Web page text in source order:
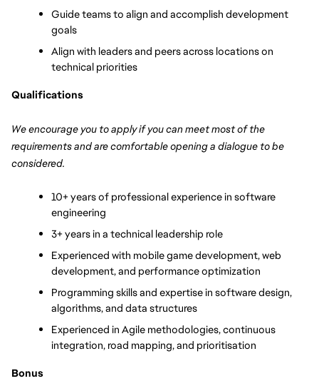
Guide teams to align and accomplish development
goals
Align with leaders and peers across locations on
technical priorities
Qualifications
We encourage you to apply if you can meet most of the
requirements and are comfortable opening a dialogue to be
considered.
10+ years of professional experience in software
engineering
3+ years in a technical leadership role
Experienced with mobile game development, web
development, and performance optimization
Programming skills and expertise in software design,
algorithms, and data structures
Experienced in Agile methodologies, continuous
integration, road mapping, and prioritisation
Bonus